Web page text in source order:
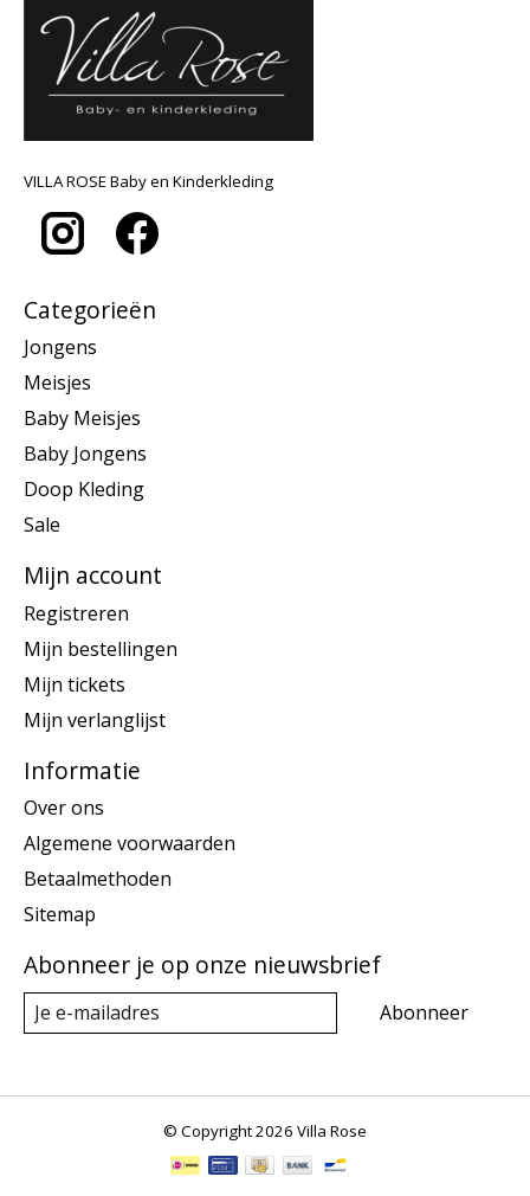
VILLA ROSE Baby en Kinderkleding
Categorieën
Jongens
Meisjes
Baby Meisjes
Baby Jongens
Doop Kleding
Sale
Mijn account
Registreren
Mijn bestellingen
Mijn tickets
Mijn verlanglijst
Informatie
Over ons
Algemene voorwaarden
Betaalmethoden
Sitemap
Abonneer je op onze nieuwsbrief
Abonneer
© Copyright 2026 Villa Rose